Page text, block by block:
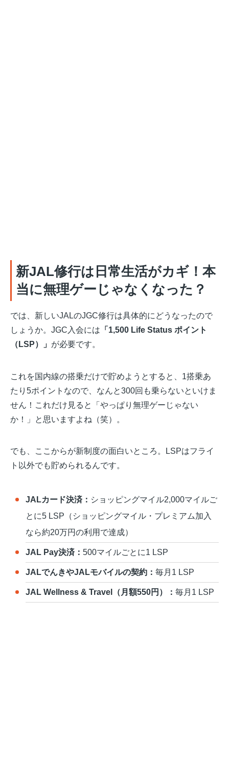
新JAL修行は日常生活がカギ！本
当に無理ゲーじゃなくなった？
では、新しいJALのJGC修行は具体的にどうなったので
しょうか。JGC入会には 「1,500 Life Status ポイント
（LSP）」 が必要です。
これを国内線の搭乗だけで貯めようとすると、1搭乗あ
たり5ポイントなので、なんと300回も乗らないといけま
せん！これだけ見ると「やっぱり無理ゲーじゃない
か！」と思いますよね（笑）。
でも、ここからが新制度の面白いところ。LSPはフライ
ト以外でも貯められるんです。
JALカード決済： ショッピングマイル2,000マイルご
とに5 LSP（ショッピングマイル・プレミアム加入
なら約20万円の利用で達成）
JAL Pay決済： 500マイルごとに1 LSP
JALでんきやJALモバイルの契約： 毎月1 LSP
JAL Wellness & Travel（月額550円）： 毎月1 LSP